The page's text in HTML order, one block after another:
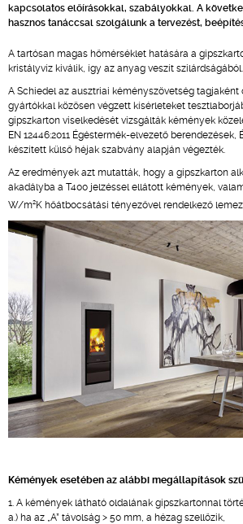
kapcsolatos előírásokkal, szabályokkal. A
hasznos tanáccsal szolgálunk a tervezést,
A tartósan magas hőmérséklet hatására a
kristályvíz kiválik, így az anyag veszít szilárdságából.
A Schiedel az ausztriai kéményszövetség tagjaként
gyártókkal közösen végzett kísérleteket
gipszkarton viselkedését vizsgálták kémények
EN 12446:2011 Égéstermék-elvezető
készített külső héjak szabvány alapján végezték.
Az eredmények azt mutatták, hogy a gipszkarton
akadályba a T400 jelzéssel ellátott kémények,
W/m2 K hőátbocsátási tényezővel rendelkező
Kémények esetében az alábbi megállapítások
1. A kémények látható oldalának gipszkartonnal
a.) ha az „A” távolság > 50 mm, a hézag szellőzik,